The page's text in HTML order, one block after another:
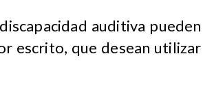
auditiva pueden
escrito, que desean utilizar